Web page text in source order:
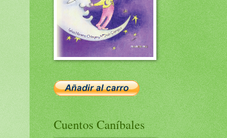
Cuentos Caníbales